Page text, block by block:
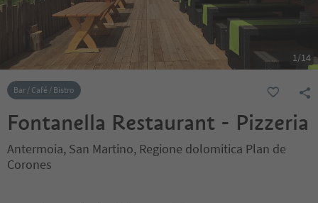
1/14
Bar / Café / Bistro
Fontanella Restaurant - Pizzeria
Antermoia, San Martino, Regione dolomitica Plan de
Corones